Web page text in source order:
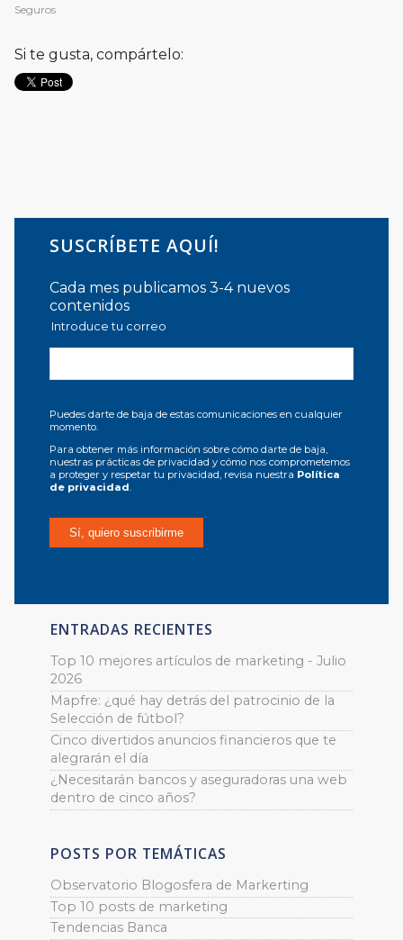
Seguros
Si te gusta, compártelo:
SUSCRÍBETE AQUÍ!
Cada mes publicamos 3-4 nuevos
contenidos
Introduce tu correo
Puedes darte de baja de estas comunicaciones en cualquier
momento.
Para obtener más información sobre cómo darte de baja,
nuestras prácticas de privacidad y cómo nos comprometemos
a proteger y respetar tu privacidad, revisa nuestra Política
de privacidad.
ENTRADAS RECIENTES
Top 10 mejores artículos de marketing - Julio
2026
Mapfre: ¿qué hay detrás del patrocinio de la
Selección de fútbol?
Cinco divertidos anuncios financieros que te
alegrarán el día
¿Necesitarán bancos y aseguradoras una web
dentro de cinco años?
POSTS POR TEMÁTICAS
Observatorio Blogosfera de Markerting
Top 10 posts de marketing
Tendencias Banca